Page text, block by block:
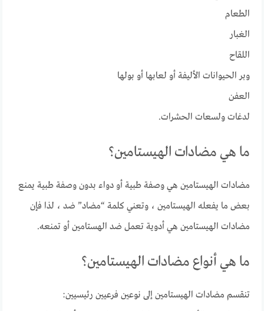
الطعام
الغبار
اللقاح
وبر الحيوانات الأليفة أو لعابها أو بولها
العفن
لدغات ولسعات الحشرات.
ما هي مضادات الهيستامين؟
مضادات الهيستامين هي وصفة طبية أو دواء بدون وصفة طبية يمنع
بعض ما يفعله الهيستامين ، وتعني كلمة “مضاد” ضد ، لذا فإن
مضادات الهيستامين هي أدوية تعمل ضد الهستامين أو تمنعه.
ما هي أنواع مضادات الهيستامين؟
تنقسم مضادات الهيستامين إلى نوعين فرعيين رئيسيين: